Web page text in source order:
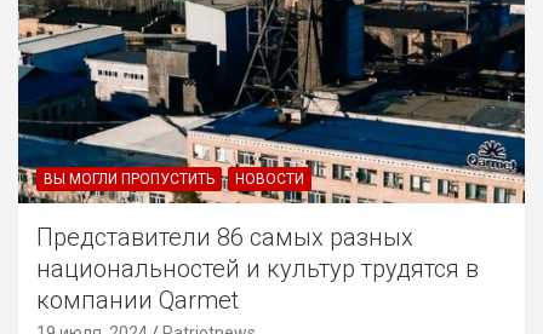
ВЫ МОГЛИ ПРОПУСТИТЬ НОВОСТИ
Представители 86 самых разных
национальностей и культур трудятся в
компании Qarmet